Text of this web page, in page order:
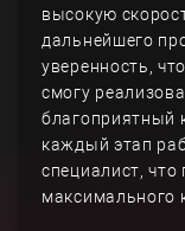
высокую
дальнейшего
уверенность,
смогу
благоприятный
каждый этап
специалист, что
максимального